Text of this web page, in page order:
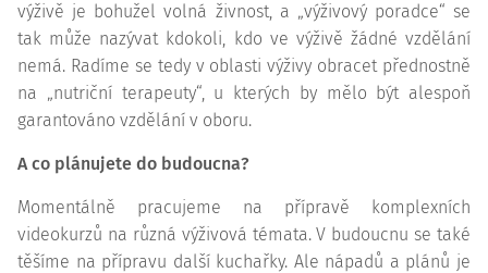
výživě je bohužel volná živnost, a „výživový poradce“ se
tak může nazývat kdokoli, kdo ve výživě žádné vzdělání
nemá. Radíme se tedy v oblasti výživy obracet přednostně
na „nutriční terapeuty“, u kterých by mělo být alespoň
garantováno vzdělání v oboru.
A co plánujete do budoucna?
Momentálně pracujeme na přípravě komplexních
videokurzů na různá výživová témata. V budoucnu se také
těšíme na přípravu další kuchařky. Ale nápadů a plánů je